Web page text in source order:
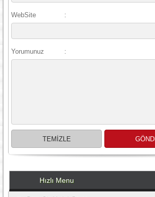
WebSite :
Yorumunuz :
Hızlı Menu